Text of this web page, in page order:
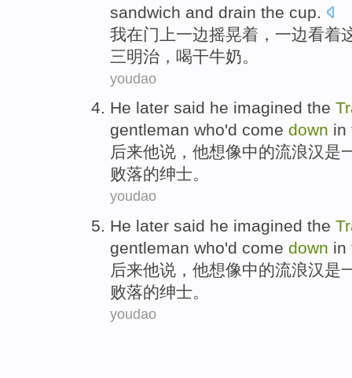
sandwich and drain the cup.
我在门 上一边摇晃着 ， 一边看着
三明治，喝干牛奶。
youdao
He later said he imagined the
gentleman who'd come down in
后来他说 ，他想像中的流浪汉是
败落的绅士。
youdao
He later said he imagined the
gentleman who'd come down in
后来他说 ，他想像中的流浪汉是
败落的绅士。
youdao